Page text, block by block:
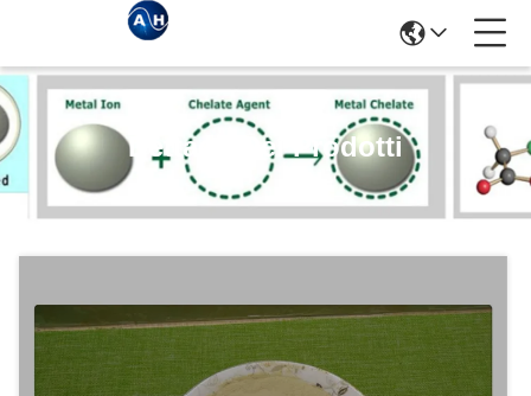
Dettagli Dei Prodotti